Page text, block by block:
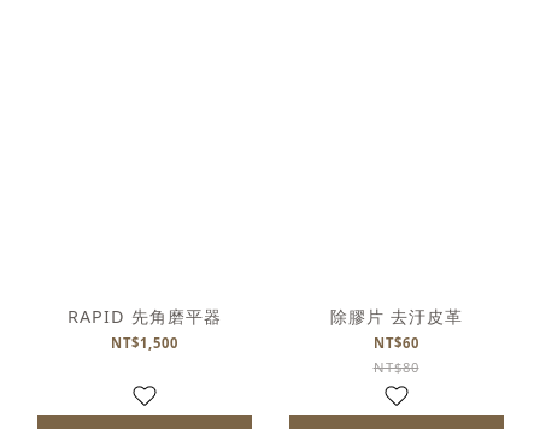
RAPID 先角磨平器
NT$1,500
除膠片 去汙皮革
NT$60
NT$80